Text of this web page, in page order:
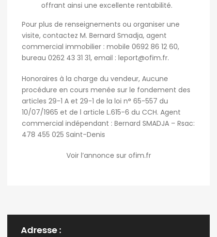
offrant ainsi une excellente rentabilité.
Pour plus de renseignements ou organiser une
visite, contactez M. Bernard Smadja, agent
commercial immobilier : mobile 0692 86 12 60,
bureau 0262 43 31 31, email : leport@ofim.fr.
Honoraires à la charge du vendeur, Aucune
procédure en cours menée sur le fondement des
articles 29-1 A et 29-1 de la loi n° 65-557 du
10/07/1965 et de l article L.615-6 du CCH. Agent
commercial indépendant : Bernard SMADJA – Rsac:
478 455 025 Saint-Denis
Voir l’annonce sur ofim.fr
Adresse :